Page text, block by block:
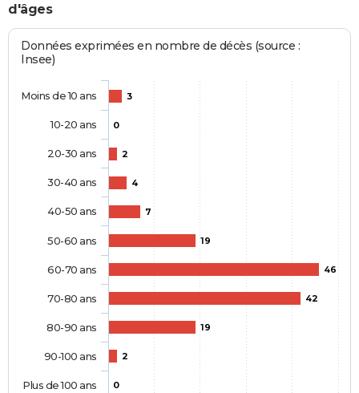
d'âges
Données exprimées en nombre de décès (source :
Insee)
3
0
2
4
7
19
46
42
19
2
0
Moins de 10 ans
10-20 ans
20-30 ans
30-40 ans
40-50 ans
50-60 ans
60-70 ans
70-80 ans
80-90 ans
90-100 ans
Plus de 100 ans